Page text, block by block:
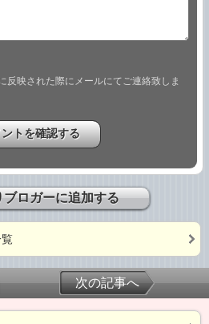
映された際にメールにてご連絡致しま
ブロガーに追加する
次の記事へ